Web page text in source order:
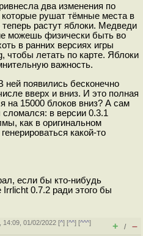
два изменения по
рушат тёмные места в
растут яблоки. Медведи
можешь физически быть во
в ранних версиях игры
чтобы летать по карте. Яблоки
важность.
появились бесконечно
вверх и вниз. И это полная
на 15000 блоков вниз? А сам
сломался: в версии 0.3.1
как в оригинальном
какой-то
если бы кто-нибудь
0.7.2 ради этого бы
14:09, 01/02/2022 [^] [^^] [^^^]
+ / –